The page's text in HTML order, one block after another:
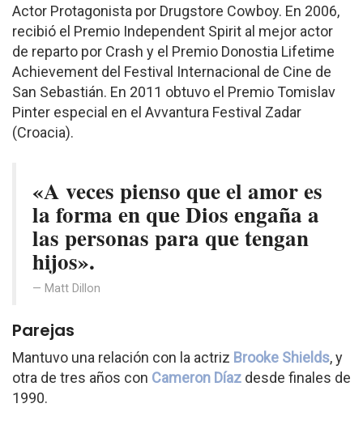
Actor Protagonista por Drugstore Cowboy. En 2006,
recibió el Premio Independent Spirit al mejor actor
de reparto por Crash y el Premio Donostia Lifetime
Achievement del Festival Internacional de Cine de
San Sebastián. En 2011 obtuvo el Premio Tomislav
Pinter especial en el Avvantura Festival Zadar
(Croacia).
«A veces pienso que el amor es
la forma en que Dios engaña a
las personas para que tengan
hijos».
Matt Dillon
Parejas
Mantuvo una relación con la actriz Brooke Shields, y
otra de tres años con Cameron Díaz desde finales de
1990.